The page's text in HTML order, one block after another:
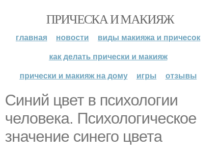
ПРИЧЕСКА И МАКИЯЖ
главная новости
виды макияжа и причесок
как делать прически и макияж
прически и макияж на дому
игры отзывы
Синий цвет в психологии
человека. Психологическое
значение синего цвета